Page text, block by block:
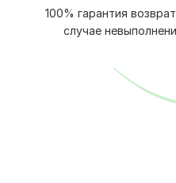
100% гарантия
случае